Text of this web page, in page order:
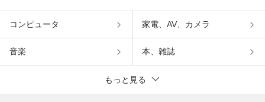
コンピュータ 家電、AV、カメラ
音楽 本、雑誌
もっと見る